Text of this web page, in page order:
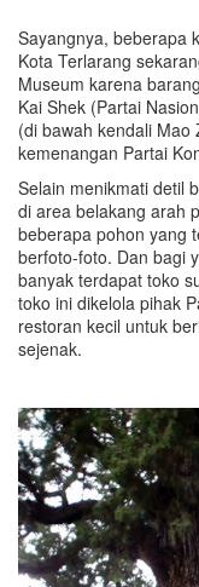
Sayangnya, beberapa
Kota Terlarang
Museum karena
Kai Shek (Partai
(di bawah kendali
kemenangan Partai
Selain menikmati detil
di area belakang arah
beberapa pohon yang
berfoto-foto. Dan bagi
banyak terdapat toko
toko ini dikelola pihak
restoran kecil untuk
sejenak.